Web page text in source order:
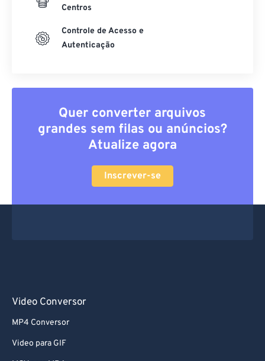
Centros
Controle de Acesso e
Autenticação
Quer converter arquivos
grandes sem filas ou anúncios?
Atualize agora
Inscrever-se
Video Conversor
MP4 Conversor
Video para GIF